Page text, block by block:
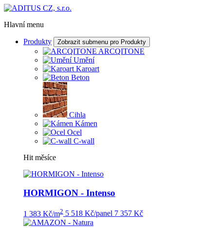
Hlavní menu
Produkty Zobrazit submenu pro Produkty
ARCQITONE
Umění
Karoart
Beton
Cihla
Kámen
Ocel
C-wall
Hit měsíce
HORMIGON - Intenso
1 383 Kč/m2 5 518 Kč/panel 7 357 Kč